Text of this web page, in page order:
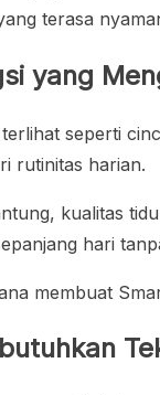
terasa
yang
seperti
rutinitas harian.
kualitas
hari
membuat